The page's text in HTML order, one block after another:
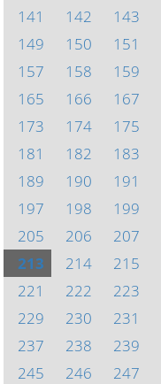
141
142 143
149
150 151
157
158 159
165
166 167
173
174 175
181
182 183
189
190 191
197
198 199
205
206 207
213
214 215
221
222 223
229
230 231
237
238 239
245
246 247